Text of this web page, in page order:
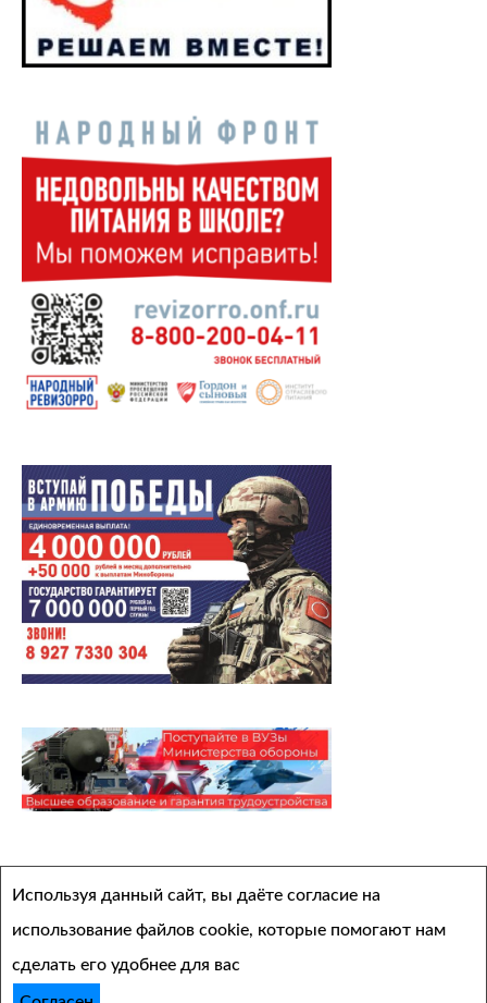
Архивы
Выберите месяц
Используя данный сайт, вы даёте согласие на
использование файлов cookie, которые помогают нам
сделать его удобнее для вас